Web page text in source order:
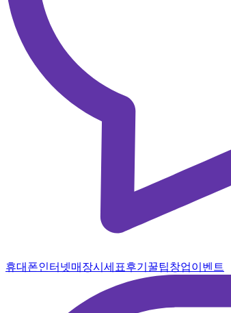
휴대폰인터넷매장시세표후기 꿀팁창업이벤트